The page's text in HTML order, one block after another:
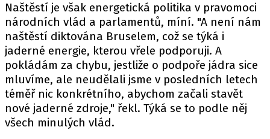
Naštěstí je však energetická politika v pravomoci
národních vlád a parlamentů, míní. "A není nám
naštěstí diktována Bruselem, což se týká i
jaderné energie, kterou vřele podporuji. A
pokládám za chybu, jestliže o podpoře jádra sice
mluvíme, ale neudělali jsme v posledních letech
téměř nic konkrétního, abychom začali stavět
nové jaderné zdroje," řekl. Týká se to podle něj
všech minulých vlád.